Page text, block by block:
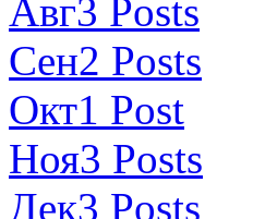
Авг3 Posts
Сен2 Posts
Окт1 Post
Ноя3 Posts
Дек3 Posts